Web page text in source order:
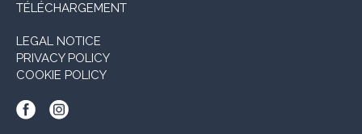
TÉLÉCHARGEMENT
LEGAL NOTICE
PRIVACY POLICY
COOKIE POLICY